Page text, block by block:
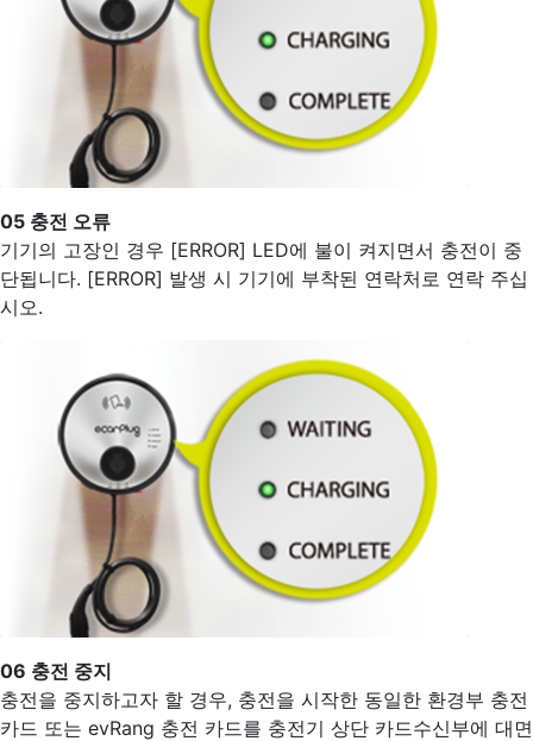
05 충전 오류
기기의 고장인 경우 [ERROR] LED에 불이 켜지면서 충전이 중
단됩니다. [ERROR] 발생 시 기기에 부착된 연락처로 연락 주십
시오.
06 충전 중지
충전을 중지하고자 할 경우, 충전을 시작한 동일한 환경부 충전
카드 또는 evRang 충전 카드를 충전기 상단 카드수신부에 대면